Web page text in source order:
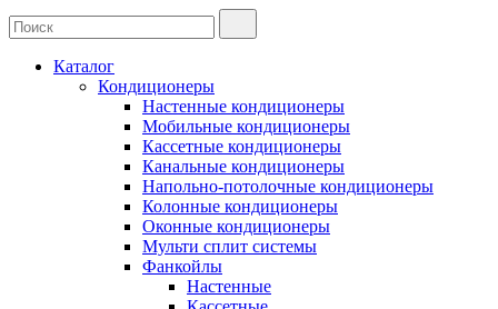
Каталог
Кондиционеры
Настенные кондиционеры
Мобильные кондиционеры
Кассетные кондиционеры
Канальные кондиционеры
Напольно-потолочные кондиционеры
Колонные кондиционеры
Оконные кондиционеры
Мульти сплит системы
Фанкойлы
Настенные